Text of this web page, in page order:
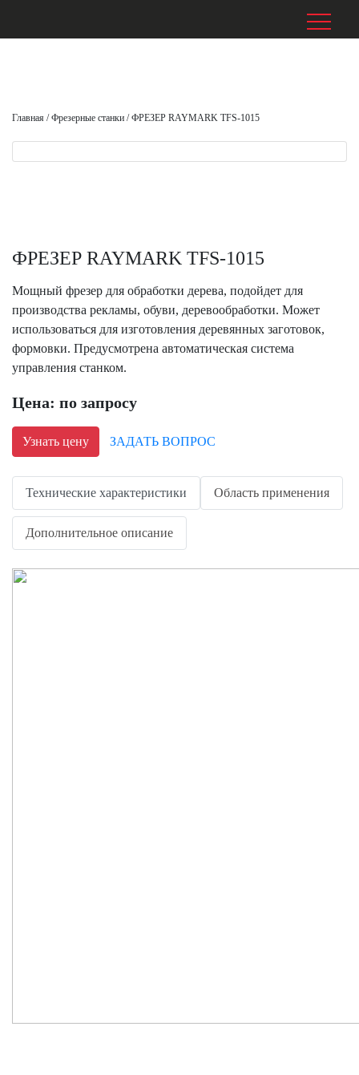
Главная / Фрезерные станки / ФРЕЗЕР RAYMARK TFS-1015
ФРЕЗЕР RAYMARK TFS-1015
Мощный фрезер для обработки дерева, подойдет для
производства рекламы, обуви, деревообработки. Может
использоваться для изготовления деревянных заготовок,
формовки. Предусмотрена автоматическая система
управления станком.
Цена: по запросу
Узнать цену ЗАДАТЬ ВОПРОС
Технические характеристики Область применения
Дополнительное описание